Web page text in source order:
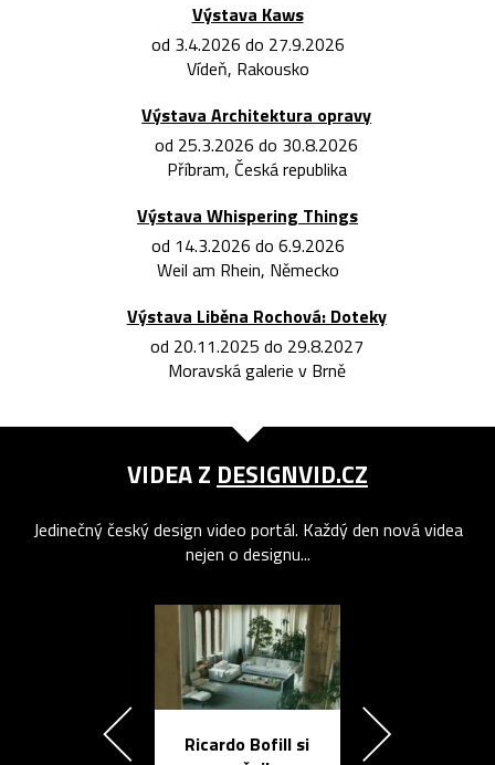
Výstava Kaws
od 3.4.2026 do 27.9.2026
Vídeň, Rakousko
Výstava Architektura opravy
od 25.3.2026 do 30.8.2026
Příbram, Česká republika
Výstava Whispering Things
od 14.3.2026 do 6.9.2026
Weil am Rhein, Německo
Výstava Liběna Rochová: Doteky
od 20.11.2025 do 29.8.2027
Moravská galerie v Brně
VIDEA Z DESIGNVID.CZ
Jedinečný český design video portál. Každý den nová videa
nejen o designu...
Ricardo Bofill si